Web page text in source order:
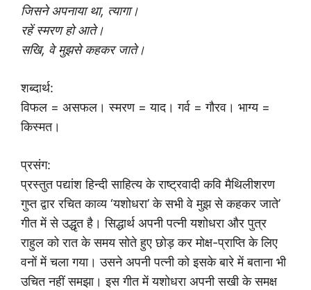
जिसने अपनाया था, त्यागा।
रहें स्मरण हो आते।
सखि, वे मुझसे कहकर जाते।
शब्दार्थ:
विफल = असफल। स्मरण = याद। गर्व = गौरव। भाग्य =
किस्मत।
प्रसंग:
प्रस्तुत पद्यांश हिन्दी साहित्य के राष्ट्रवादी कवि मैथिलीशरण
गुप्त द्वार रचित काव्य ‘यशोधरा’ के सभी वे मुझ से कहकर जाते’
गीत में से उद्धृत है। सिद्धार्थ अपनी पत्नी यशोधरा और पुत्र
राहुल को रात के समय सोते हुए छोड़ कर मोक्ष-प्राप्ति के लिए
वनों में चला गया। उसने अपनी पत्नी को इसके बारे में बताना भी
उचित नहीं समझा। इस गीत में यशोधरा अपनी सखी के समक्ष